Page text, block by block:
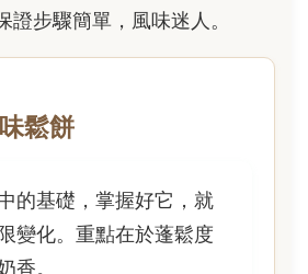
證步驟簡單，風味迷人。
鬆餅
的基礎，掌握好它，就
變化。重點在於蓬鬆度
香。